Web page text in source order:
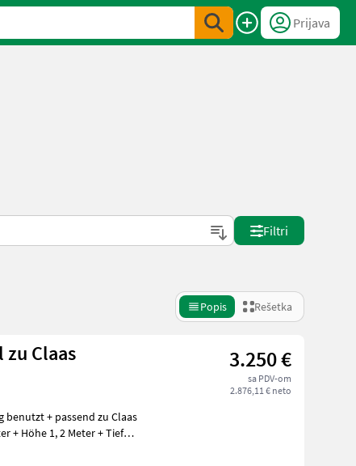
Prijava
Filtri
Popis Rešetka
Claas
3.250 €
sa PDV-om
2.876,11 € neto
+ Höhe 1, 2 Meter + Tiefe